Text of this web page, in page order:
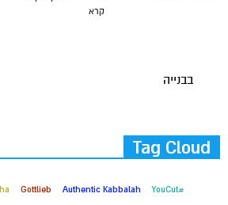
קרא
בבנייה
Tag Cloud
#YouCut
Authentic Kabbalah
Gottlieb